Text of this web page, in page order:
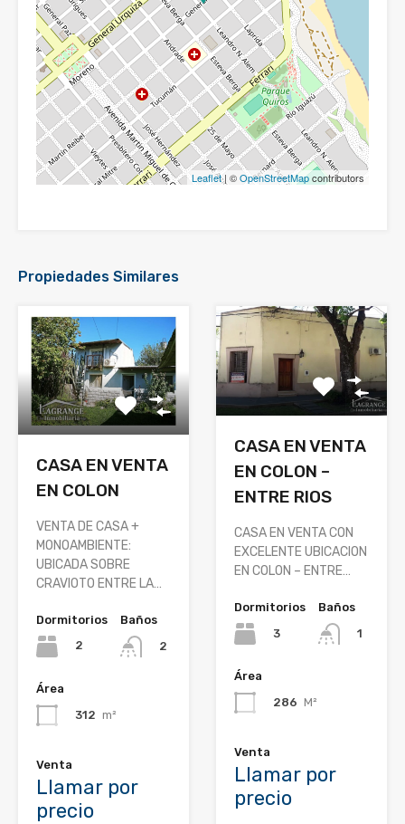
Leaflet| ©OpenStreetMapcontributors
Propiedades Similares
CASA EN VENTA
EN COLON
VENTA DE CASA +
MONOAMBIENTE:
UBICADA SOBRE
CRAVIOTO ENTRE LA…
Dormitorios
2
Baños
2
Área
312 m²
Venta
Llamar por
precio
CASA EN VENTA
EN COLON –
ENTRE RIOS
CASA EN VENTA CON
EXCELENTE UBICACION
EN COLON – ENTRE…
Dormitorios
3
Baños
1
Área
286 M²
Venta
Llamar por
precio